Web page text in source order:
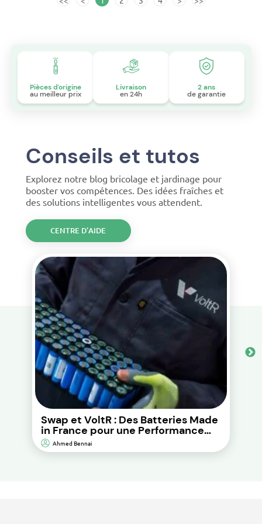
Pièces d'origine
au meilleur prix
Livraison
en 24h
2 ans
de garantie
Conseils et tutos
Explorez notre blog bricolage et jardinage pour
booster vos compétences. Des idées fraîches et
des solutions intelligentes vous attendent.
CENTRE D’AIDE
Swap et VoltR : Des Batteries Made
in France pour une Performance
Durable et d’Impact
Environnemental Réduit.
Ahmed Bennai